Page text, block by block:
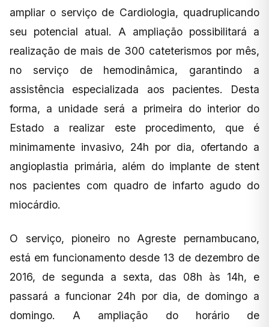
ampliar o serviço de Cardiologia, quadruplicando
seu potencial atual. A ampliação possibilitará a
realização de mais de 300 cateterismos por mês,
no serviço de hemodinâmica, garantindo a
assistência especializada aos pacientes. Desta
forma, a unidade será a primeira do interior do
Estado a realizar este procedimento, que é
minimamente invasivo, 24h por dia, ofertando a
angioplastia primária, além do implante de stent
nos pacientes com quadro de infarto agudo do
miocárdio.
O serviço, pioneiro no Agreste pernambucano,
está em funcionamento desde 13 de dezembro de
2016, de segunda a sexta, das 08h às 14h, e
passará a funcionar 24h por dia, de domingo a
domingo. A ampliação do horário de